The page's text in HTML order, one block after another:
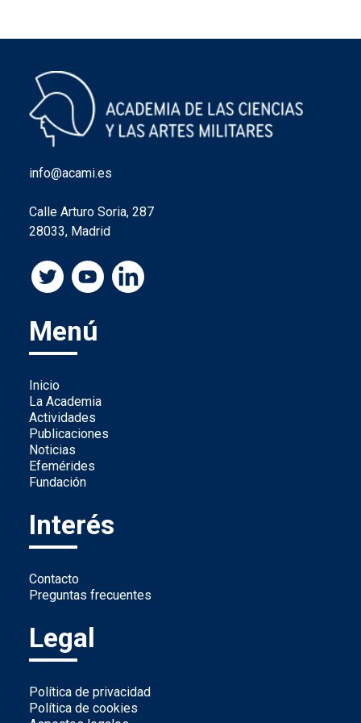
info@acami.es
Calle Arturo Soria, 287
28033, Madrid
Menú
Inicio
La Academia
Actividades
Publicaciones
Noticias
Efemérides
Fundación
Interés
Contacto
Preguntas frecuentes
Legal
Política de privacidad
Política de cookies